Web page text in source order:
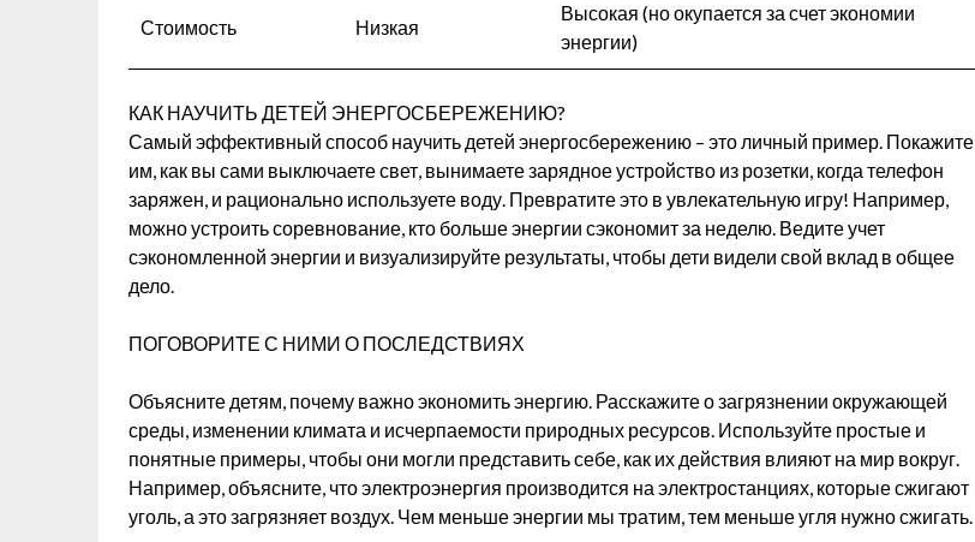
Стоимость Низкая
Высокая (но окупается за счет экономии
энергии)
КАК НАУЧИТЬ ДЕТЕЙ ЭНЕРГОСБЕРЕЖЕНИЮ?
Самый эффективный способ научить детей энергосбережению – это личный пример. Покажите
им, как вы сами выключаете свет, вынимаете зарядное устройство из розетки, когда телефон
заряжен, и рационально используете воду. Превратите это в увлекательную игру! Например,
можно устроить соревнование, кто больше энергии сэкономит за неделю. Ведите учет
сэкономленной энергии и визуализируйте результаты, чтобы дети видели свой вклад в общее
дело.
ПОГОВОРИТЕ С НИМИ О ПОСЛЕДСТВИЯХ
Объясните детям, почему важно экономить энергию. Расскажите о загрязнении окружающей
среды, изменении климата и исчерпаемости природных ресурсов. Используйте простые и
понятные примеры, чтобы они могли представить себе, как их действия влияют на мир вокруг.
Например, объясните, что электроэнергия производится на электростанциях, которые сжигают
уголь, а это загрязняет воздух. Чем меньше энергии мы тратим, тем меньше угля нужно сжигать.